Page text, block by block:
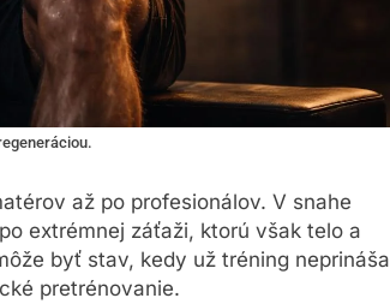
až po profesionálov. V snahe
extrémnej záťaži, ktorú však telo a
byť stav, kedy už tréning neprináša
pretrénovanie.